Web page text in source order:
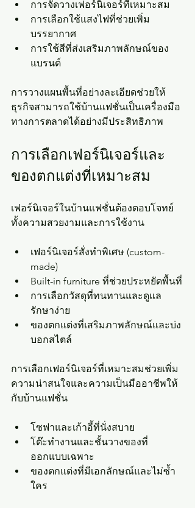
การจัดวางเฟอร์นิเจอร์ที่เหมาะสม
การเลือกใช้แสงไฟที่ช่วยเพิ่ม
บรรยากาศ
การใช้สีที่ส่งเสริมภาพลักษณ์ของ
แบรนด์
การวางแผนพื้นที่อย่างละเอียดช่วยให้
ธุรกิจสามารถใช้บ้านแฟชั่นเป็นเครื่องมือ
ทางการตลาดได้อย่างมีประสิทธิภาพ
การเลือกเฟอร์นิเจอร์และ
ของตกแต่งที่เหมาะสม
เฟอร์นิเจอร์ในบ้านแฟชั่นต้องตอบโจทย์
ทั้งความสวยงามและการใช้งาน
เฟอร์นิเจอร์สั่งทำพิเศษ (custom-
made)
Built-in furniture ที่ช่วยประหยัดพื้นที่
การเลือกวัสดุที่ทนทานและดูแล
รักษาง่าย
ของตกแต่งที่เสริมภาพลักษณ์และบ่ง
บอกสไตล์
การเลือกเฟอร์นิเจอร์ที่เหมาะสมช่วยเพิ่ม
ความน่าสนใจและความเป็นมืออาชีพให้
กับบ้านแฟชั่น
โซฟาและเก้าอี้ที่นั่งสบาย
โต๊ะทำงานและชั้นวางของที่
ออกแบบเฉพาะ
ของตกแต่งที่มีเอกลักษณ์และไม่ซ้ำ
ใคร